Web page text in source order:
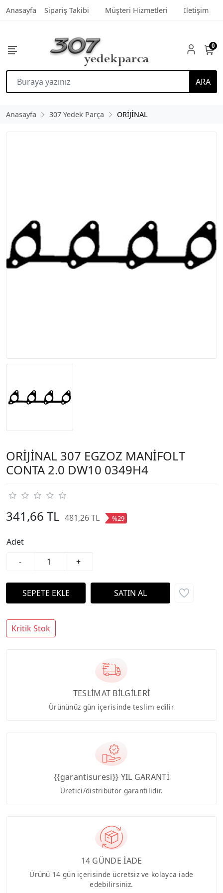
Anasayfa Sipariş Takibi Müşteri Hizmetleri İletişim
ARA
0
Anasayfa 307 Yedek Parça ORİJİNAL
ORİJİNAL 307 EGZOZ MANİFOLT
CONTA 2.0 DW10 0349H4
341,66 TL 481,26 TL %29
Adet
-
+
Kritik Stok
TESLİMAT BİLGİLERİ
Ürününüz gün içerisinde teslim edilir
{{garantisuresi}} YIL GARANTİ
Üretici/distribütör garantilidir.
14 GÜNDE İADE
Ürünü 14 gün içerisinde ücretsiz ve kolayca iade
edebilirsiniz.